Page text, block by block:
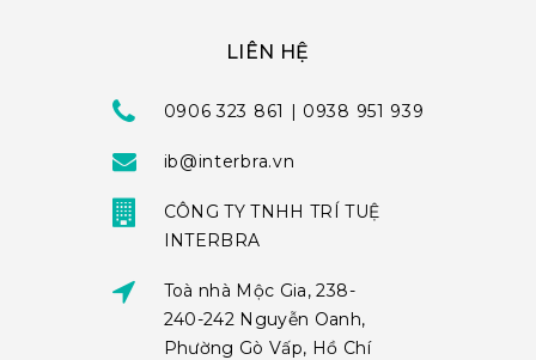
LIÊN HỆ
0906 323 861 | 0938 951 939
ib@interbra.vn
CÔNG TY TNHH TRÍ TUỆ
INTERBRA
Toà nhà Mộc Gia, 238-
240-242 Nguyễn Oanh,
Phường Gò Vấp, Hồ Chí